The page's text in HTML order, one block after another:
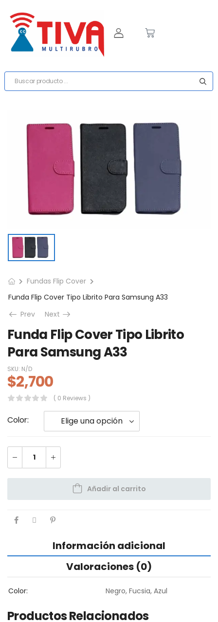
Fundas Flip Cover
Funda Flip Cover Tipo Librito Para Samsung A33
Prev
Next
Funda Flip Cover Tipo Librito
Para Samsung A33
SKU: N/D
$2,700
( 0 Reviews )
Color
Añadir al carrito
Información adicional
Valoraciones (0)
Color Negro, Fucsia, Azul
Productos Relacionados